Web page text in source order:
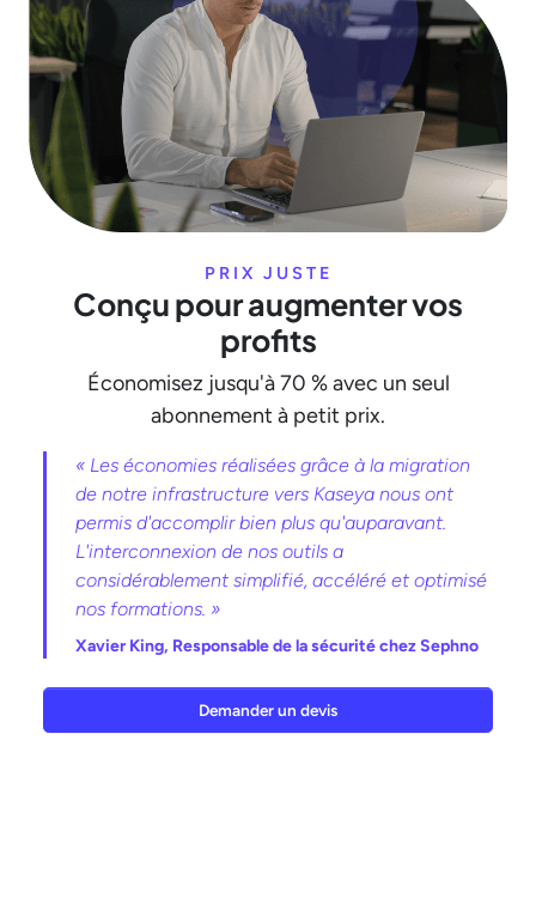
PRIX ​​JUSTE
Conçu pour augmenter vos
profits
Économisez jusqu'à 70 % avec un seul
abonnement à petit prix.
« Les économies réalisées grâce à la migration
de notre infrastructure vers Kaseya nous ont
permis d'accomplir bien plus qu'auparavant.
L'interconnexion de nos outils a
considérablement simplifié, accéléré et optimisé
nos formations. »
Xavier King, Responsable de la sécurité chez Sephno
Demander un devis